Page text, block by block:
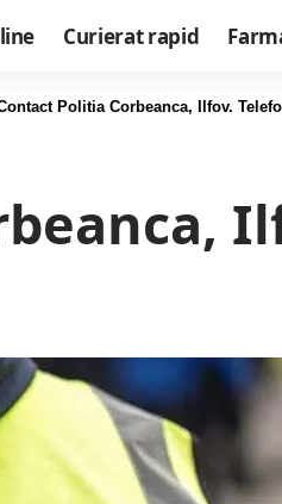
Curierat rapid
Politia Corbeanca, Ilfov.